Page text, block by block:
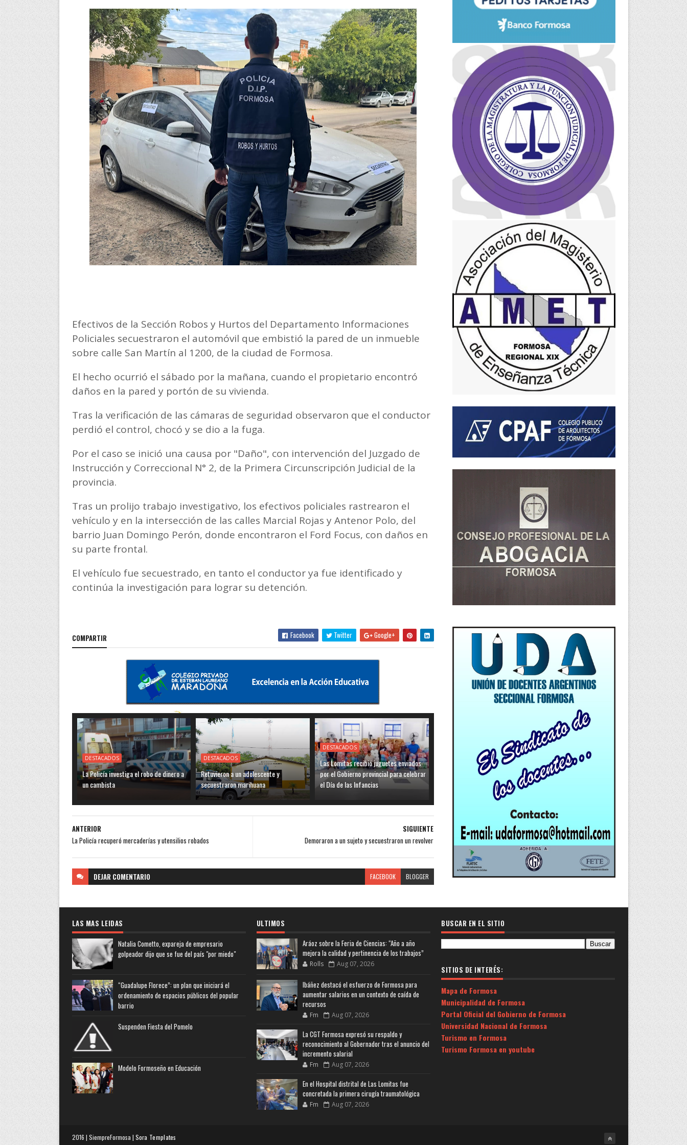
Efectivos de la Sección Robos y Hurtos del Departamento Informaciones
Policiales secuestraron el automóvil que embistió la pared de un inmueble
sobre calle San Martín al 1200, de la ciudad de Formosa.
El hecho ocurrió el sábado por la mañana, cuando el propietario encontró
daños en la pared y portón de su vivienda.
Tras la verificación de las cámaras de seguridad observaron que el conductor
perdió el control, chocó y se dio a la fuga.
Por el caso se inició una causa por "Daño", con intervención del Juzgado de
Instrucción y Correccional N° 2, de la Primera Circunscripción Judicial de la
provincia.
Tras un prolijo trabajo investigativo, los efectivos policiales rastrearon el
vehículo y en la intersección de las calles Marcial Rojas y Antenor Polo, del
barrio Juan Domingo Perón, donde encontraron el Ford Focus, con daños en
su parte frontal.
El vehículo fue secuestrado, en tanto el conductor ya fue identificado y
continúa la investigación para lograr su detención.
COMPARTIR Facebook Twitter Google+
DESTACADOS
La Policía investiga el robo de dinero a
un cambista
DESTACADOS
Retuvieron a un adolescente y
secuestraron marihuana
DESTACADOS
Las Lomitas recibió juguetes enviados
por el Gobierno provincial para celebrar
el Día de las Infancias
SIGUIENTE
Demoraron a un sujeto y secuestraron un revolver
ANTERIOR
La Policía recuperó mercaderías y utensilios robados
DEJAR COMENTARIO FACEBOOK BLOGGER
LAS MAS LEIDAS
Natalia Cometto, expareja de empresario
golpeador dijo que se fue del país "por miedo"
“Guadalupe Florece”: un plan que iniciará el
ordenamiento de espacios públicos del popular
barrio
Suspenden Fiesta del Pomelo
Modelo Formoseño en Educación
ULTIMOS
Aráoz sobre la Feria de Ciencias: “Año a año
mejora la calidad y pertinencia de los trabajos”
Rolls Aug 07, 2026
Ibáñez destacó el esfuerzo de Formosa para
aumentar salarios en un contexto de caída de
recursos
Fm Aug 07, 2026
La CGT Formosa expresó su respaldo y
reconocimiento al Gobernador tras el anuncio del
incremento salarial
Fm Aug 07, 2026
En el Hospital distrital de Las Lomitas fue
concretada la primera cirugía traumatológica
Fm Aug 07, 2026
BUSCAR EN EL SITIO
SITIOS DE INTERÉS:
Mapa de Formosa
Municipalidad de Formosa
Portal Oficial del Gobierno de Formosa
Universidad Nacional de Formosa
Turismo en Formosa
Turismo Formosa en youtube
2016 | SiempreFormosa | Sora Templates